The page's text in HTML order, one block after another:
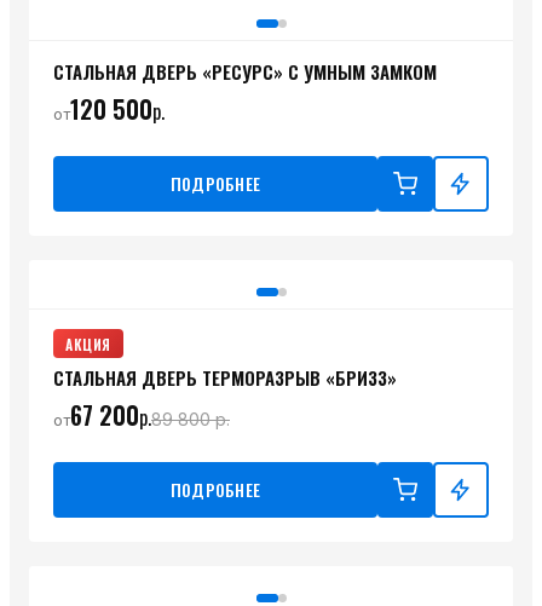
СТАЛЬНАЯ ДВЕРЬ «РЕСУРС» С УМНЫМ ЗАМКОМ
от120 500р.
ПОДРОБНЕЕ
АКЦИЯ
СТАЛЬНАЯ ДВЕРЬ ТЕРМОРАЗРЫВ «БРИЗЗ»
от67 200р.89 800р.
ПОДРОБНЕЕ